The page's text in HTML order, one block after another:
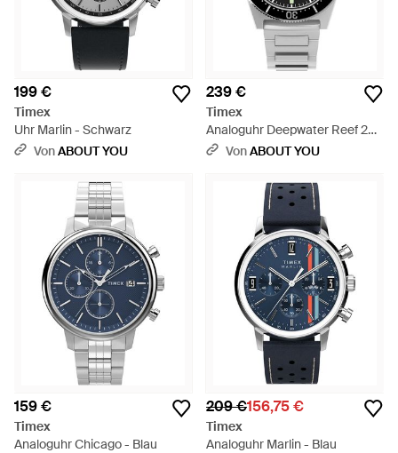
199 €
Timex
Uhr Marlin - Schwarz
VonABOUT YOU
239 €
Timex
Analoguhr Deepwater Reef 200
- Schwarz
VonABOUT YOU
159 €
Timex
Analoguhr Chicago - Blau
209 €156,75 €
Timex
Analoguhr Marlin - Blau